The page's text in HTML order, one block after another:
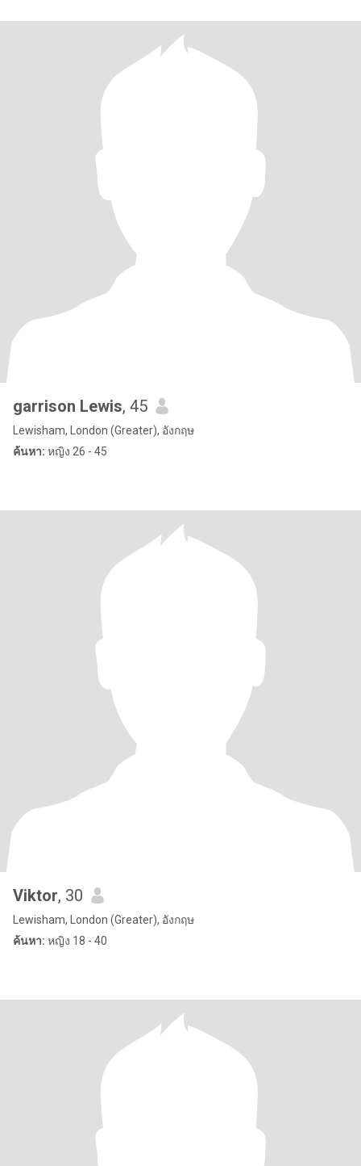
garrison Lewis, 45
Lewisham, London (Greater), อังกฤษ
ค้นหา: หญิง 26 - 45
Viktor, 30
Lewisham, London (Greater), อังกฤษ
ค้นหา: หญิง 18 - 40